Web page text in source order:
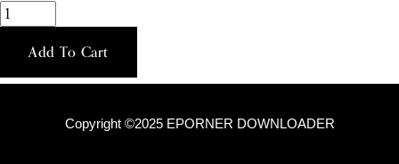
Add To Cart
Copyright ©2025 EPORNER DOWNLOADER